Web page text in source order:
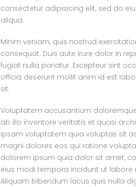
consectetur adipisicing elit, sed do
aliqua.
Minim veniam, quis nostrud
consequat. Duis aute irure dolor in
fugiat nulla pariatur. Excepteur sint
officia deserunt mollit anim id est
sit.
Voluptatem accusantium
ab illo inventore veritatis et quasi
ipsam voluptatem quia voluptas sit
magni dolores eos qui ratione
dolorem ipsum quia dolor sit amet,
eius modi tempora incidunt ut
Aliquam bibendum lacus quis nulla